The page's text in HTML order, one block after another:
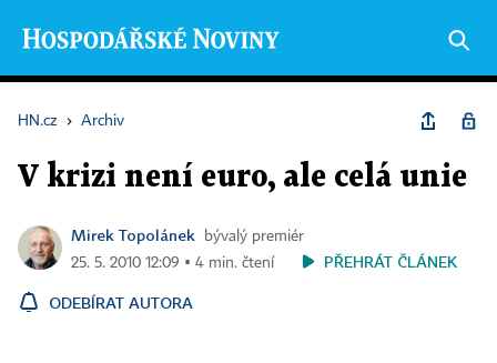
HN.cz › Archiv
V krizi není euro, ale celá unie
Mirek Topolánek
bývalý premiér
25. 5. 2010 12:09 ▪ 4 min. čtení
PŘEHRÁT ČLÁNEK
ODEBÍRAT AUTORA